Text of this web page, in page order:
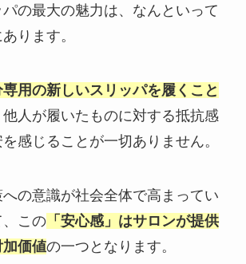
の最大の魅力は、なんといって
ります。
専用の新しいスリッパを履くこと
他人が履いたものに対する抵抗感
感じることが一切ありません。
の意識が社会全体で高まってい
、この「安心感」はサロンが提供
価値の一つとなります。